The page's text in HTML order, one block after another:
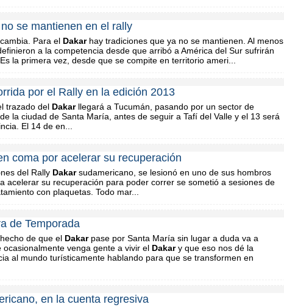
se mantienen en el rally
Para el Dakarhay tradiciones que ya no se mantienen. Al menos
a la competencia desde que arribó a América del Sur sufrirán
la primera vez, desde que se compite en territorio ameri...
por el Rally en la edición 2013
trazado del Dakarllegará a Tucumán, pasando por un sector de
la ciudad de Santa María, antes de seguir a Tafí del Valle y el 13 será
El 14 de en...
coma por acelerar su recuperación
del Rally Dakarsudamericano, se lesionó en uno de sus hombros
acelerar su recuperación para poder correr se sometió a sesiones de
con plaquetas. Todo mar...
de Temporada
de que el Dakarpase por Santa María sin lugar a duda va a
venga gente a vivir el Dakary que eso nos dé la
al mundo turísticamente hablando para que se transformen en
en la cuenta regresiva